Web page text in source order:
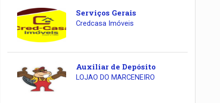
Serviços Gerais
Credcasa Imóveis
Auxiliar de Depósito
LOJAO DO MARCENEIRO